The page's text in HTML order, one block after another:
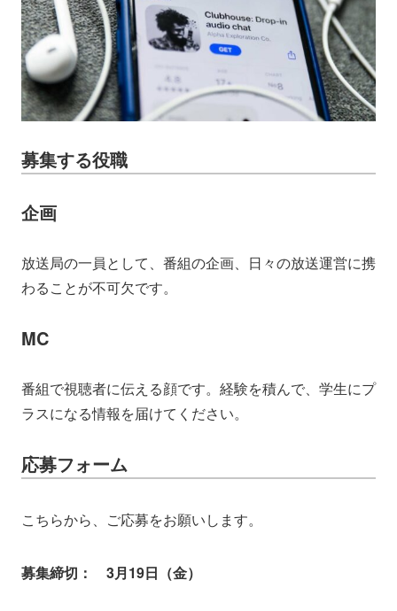
募集する役職
企画
放送局の一員として、番組の企画、日々の放送運営に携
わることが不可欠です。
MC
番組で視聴者に伝える顔です。経験を積んで、学生にプ
ラスになる情報を届けてください。
応募フォーム
こちらから、ご応募をお願いします。
募集締切： 3月19日（金）